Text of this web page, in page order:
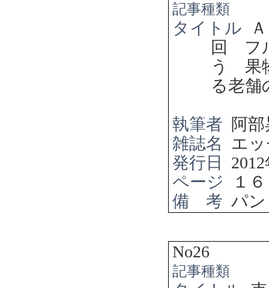
記事種類
タイトル
回 フ
う 果
る老
執筆者 阿
雑誌名
エ
発行日
2012
ページ
１
備 考 パ
No26
記事種類